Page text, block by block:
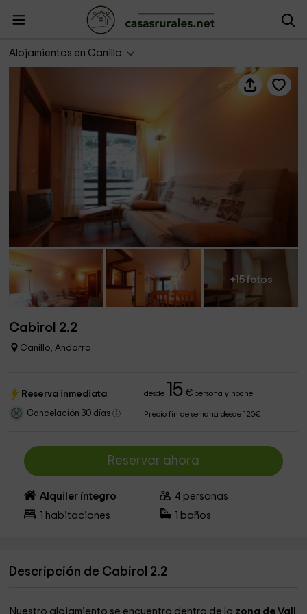
Alojamientos en Canillo
+15 fotos
Cabirol 2.2
Canillo, Andorra
Reserva inmediata desde 15 €persona y noche
Cancelación 30 días Precio fin de semana desde 120€
Reservar ahora
Alquiler íntegro 4 personas
habitaciones baños
Descripción de Cabirol 2.2
Nuestro alojamiento se encuentra dentro de la zona de Vall